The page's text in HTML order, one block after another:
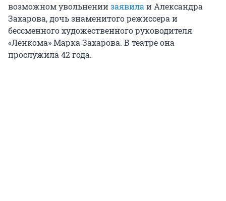
возможном увольнениизаявила и Александра
Захарова, дочь знаменитого режиссера и
бессменного художественного руководителя
«Ленкома» Марка Захарова. В театре она
прослужила 42 года.